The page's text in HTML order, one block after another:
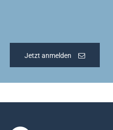
Jetzt anmelden